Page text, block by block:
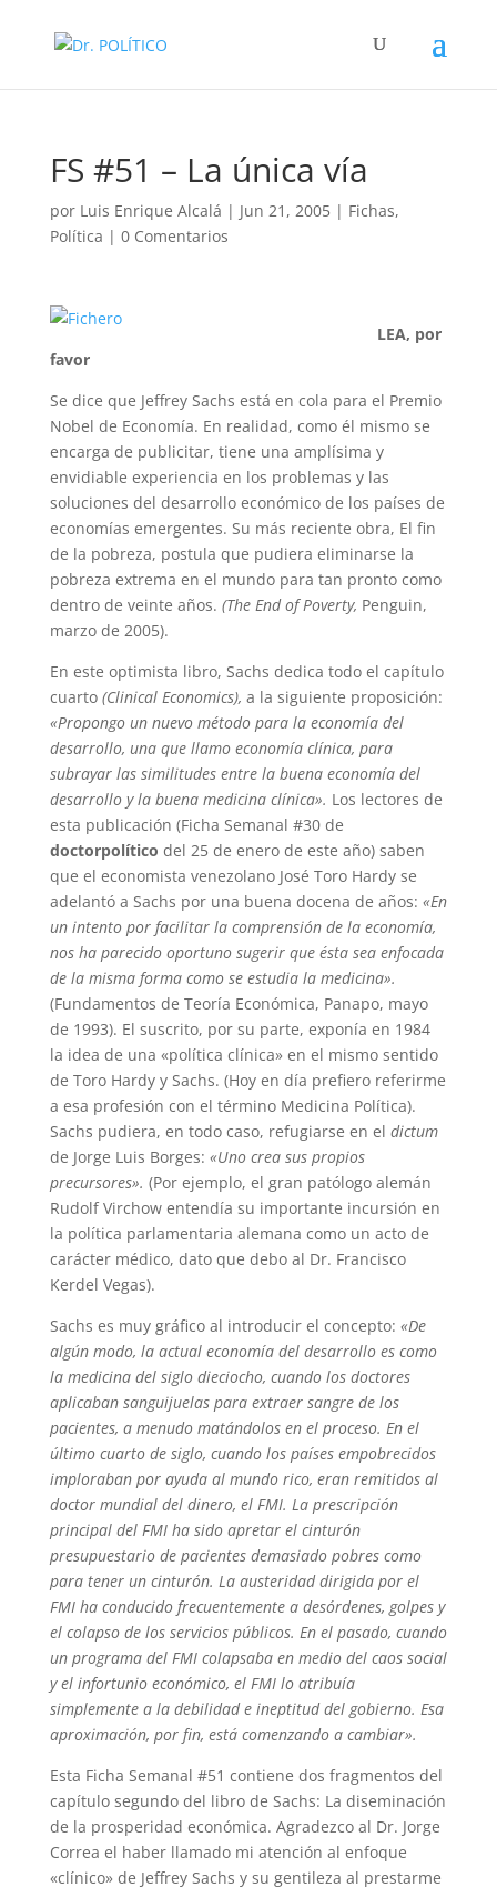
FS #51 – La única vía
por Luis Enrique Alcalá | Jun 21, 2005| Fichas,
Política | 0 Comentarios
LEA, por
favor
Se dice que Jeffrey Sachs está en cola para el Premio
Nobel de Economía. En realidad, como él mismo se
encarga de publicitar, tiene una amplísima y
envidiable experiencia en los problemas y las
soluciones del desarrollo económico de los países de
economías emergentes. Su más reciente obra, El fin
de la pobreza, postula que pudiera eliminarse la
pobreza extrema en el mundo para tan pronto como
dentro de veinte años. (The End of Poverty, Penguin,
marzo de 2005).
En este optimista libro, Sachs dedica todo el capítulo
cuarto (Clinical Economics), a la siguiente proposición:
«Propongo un nuevo método para la economía del
desarrollo, una que llamo economía clínica, para
subrayar las similitudes entre la buena economía del
desarrollo y la buena medicina clínica». Los lectores de
esta publicación (Ficha Semanal #30 de
doctorpolítico del 25 de enero de este año) saben
que el economista venezolano José Toro Hardy se
adelantó a Sachs por una buena docena de años: «En
un intento por facilitar la comprensión de la economía,
nos ha parecido oportuno sugerir que ésta sea enfocada
de la misma forma como se estudia la medicina».
(Fundamentos de Teoría Económica, Panapo, mayo
de 1993). El suscrito, por su parte, exponía en 1984
la idea de una «política clínica» en el mismo sentido
de Toro Hardy y Sachs. (Hoy en día prefiero referirme
a esa profesión con el término Medicina Política).
Sachs pudiera, en todo caso, refugiarse en el dictum
de Jorge Luis Borges: «Uno crea sus propios
precursores». (Por ejemplo, el gran patólogo alemán
Rudolf Virchow entendía su importante incursión en
la política parlamentaria alemana como un acto de
carácter médico, dato que debo al Dr. Francisco
Kerdel Vegas).
Sachs es muy gráfico al introducir el concepto: «De
algún modo, la actual economía del desarrollo es como
la medicina del siglo dieciocho, cuando los doctores
aplicaban sanguijuelas para extraer sangre de los
pacientes, a menudo matándolos en el proceso. En el
último cuarto de siglo, cuando los países empobrecidos
imploraban por ayuda al mundo rico, eran remitidos al
doctor mundial del dinero, el FMI. La prescripción
principal del FMI ha sido apretar el cinturón
presupuestario de pacientes demasiado pobres como
para tener un cinturón. La austeridad dirigida por el
FMI ha conducido frecuentemente a desórdenes, golpes y
el colapso de los servicios públicos. En el pasado, cuando
un programa del FMI colapsaba en medio del caos social
y el infortunio económico, el FMI lo atribuía
simplemente a la debilidad e ineptitud del gobierno. Esa
aproximación, por fin, está comenzando a cambiar».
Esta Ficha Semanal #51 contiene dos fragmentos del
capítulo segundo del libro de Sachs: La diseminación
de la prosperidad económica. Agradezco al Dr. Jorge
Correa el haber llamado mi atención al enfoque
«clínico» de Jeffrey Sachs y su gentileza al prestarme